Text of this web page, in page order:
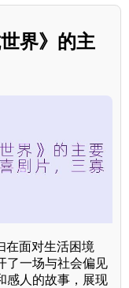
界》的主
在面对生活困境
了一场与社会偏见
感人的故事，展现